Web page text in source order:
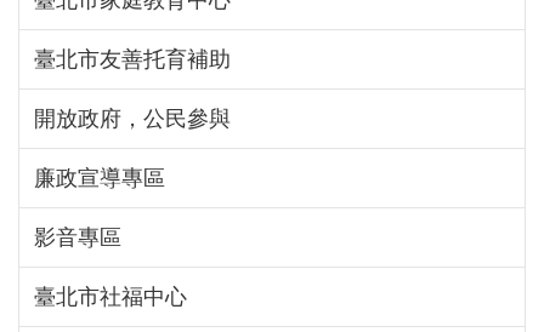
臺北市友善托育補助
開放政府，公民參與
廉政宣導專區
影音專區
臺北市社福中心